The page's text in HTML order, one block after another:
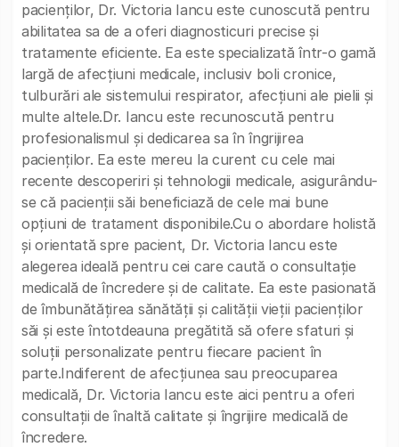
pacienților, Dr. Victoria Iancu este cunoscută pentru
abilitatea sa de a oferi diagnosticuri precise și
tratamente eficiente. Ea este specializată într-o gamă
largă de afecțiuni medicale, inclusiv boli cronice,
tulburări ale sistemului respirator, afecțiuni ale pielii și
multe altele.Dr. Iancu este recunoscută pentru
profesionalismul și dedicarea sa în îngrijirea
pacienților. Ea este mereu la curent cu cele mai
recente descoperiri și tehnologii medicale, asigurându-
se că pacienții săi beneficiază de cele mai bune
opțiuni de tratament disponibile.Cu o abordare holistă
și orientată spre pacient, Dr. Victoria Iancu este
alegerea ideală pentru cei care caută o consultație
medicală de încredere și de calitate. Ea este pasionată
de îmbunătățirea sănătății și calității vieții pacienților
săi și este întotdeauna pregătită să ofere sfaturi și
soluții personalizate pentru fiecare pacient în
parte.Indiferent de afecțiunea sau preocuparea
medicală, Dr. Victoria Iancu este aici pentru a oferi
consultații de înaltă calitate și îngrijire medicală de
încredere.